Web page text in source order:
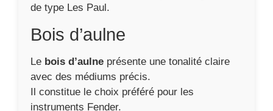
de type Les Paul.
Bois d’aulne
Le bois d’aulne présente une tonalité claire
avec des médiums précis.
Il constitue le choix préféré pour les
instruments Fender.